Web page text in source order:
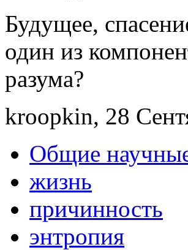
Будущее,
один из
разума?
kroopkin, 28
Общие
жизнь
причинность
энтропия